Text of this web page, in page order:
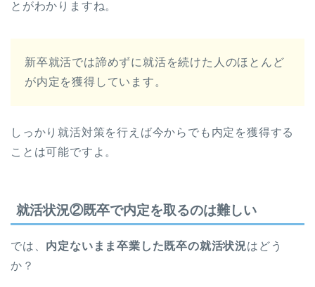
とがわかりますね。
新卒就活では諦めずに就活を続けた人のほとんど
が内定を獲得しています。
しっかり就活対策を行えば今からでも内定を獲得する
ことは可能ですよ。
就活状況②既卒で内定を取るのは難しい
では、 内定ないまま卒業した既卒の就活状況はどう
か？